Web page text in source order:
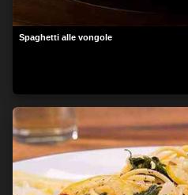
Spaghetti alle vongole